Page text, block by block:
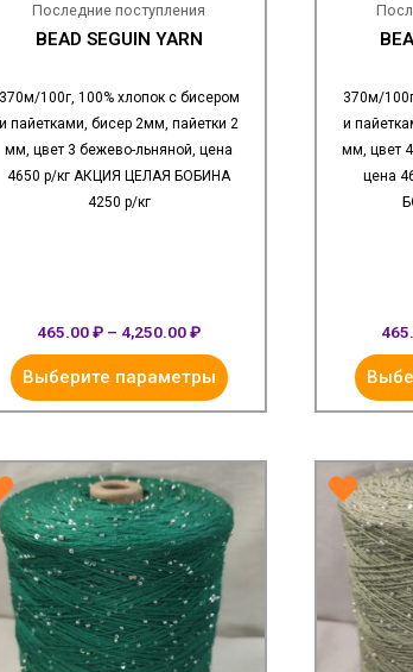
Последние поступления
BEAD SEGUIN YARN
370м/100г, 100% хлопок с бисером
и пайетками, бисер 2мм, пайетки 2
мм, цвет 3 бежево-льняной, цена
4650 р/кг АКЦИЯ ЦЕЛАЯ БОБИНА
4250 р/кг
465.00₽ – 4,250.00₽
Выберите параметры
370м/
и
мм, цвет
цена